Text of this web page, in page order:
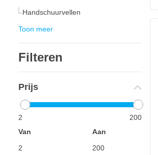
Handschuurvellen
Toon meer
Filteren
Prijs
2
200
Van
Aan